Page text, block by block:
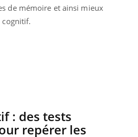
de mémoire et ainsi mieux
: des tests
repérer les